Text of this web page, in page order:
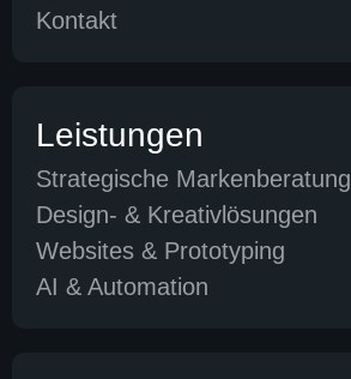
Kontakt
Leistungen
Strategische Markenberatung
Design- & Kreativlösungen
Websites & Prototyping
AI & Automation